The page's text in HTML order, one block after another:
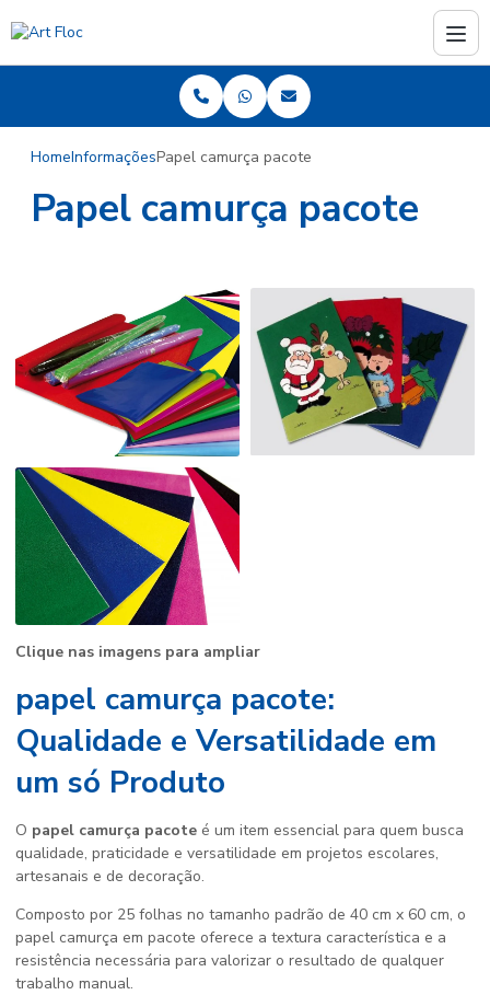
HomeInformaçõesPapel camurça pacote
Papel camurça pacote
Clique nas imagens para ampliar
papel camurça pacote:
Qualidade e Versatilidade em
um só Produto
O papel camurça pacote é um item essencial para quem busca
qualidade, praticidade e versatilidade em projetos escolares,
artesanais e de decoração.
Composto por 25 folhas no tamanho padrão de 40 cm x 60 cm, o
papel camurça em pacote oferece a textura característica e a
resistência necessária para valorizar o resultado de qualquer
trabalho manual.